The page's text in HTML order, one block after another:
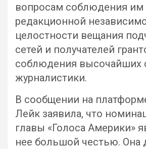
вопросам соблюдения
редакционной
целостности вещания
сетей и получателей
соблюдения высочайших
журналистики.
В сообщении на
Лейк заявила, что
главы «Голоса Америки»
нее большой честью. Она